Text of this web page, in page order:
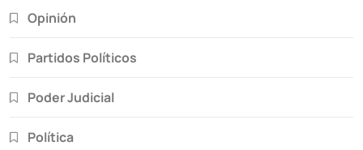
Opinión
Partidos Políticos
Poder Judicial
Política